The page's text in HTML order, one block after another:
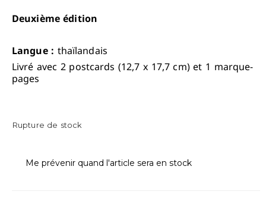
Deuxième édition
Langue : thaïlandais
Livré avec 2 postcards (12,7 x 17,7 cm) et 1 marque-
pages
Rupture de stock
Me prévenir quand l'article sera en stock